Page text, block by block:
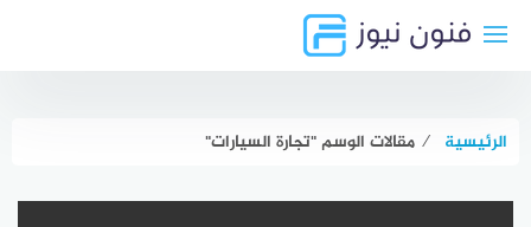
الرئيسية ⁄ مقالات الوسم "تجارة السيارات"